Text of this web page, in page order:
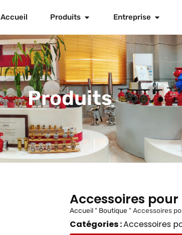
Accueil Produits Entreprise
Produits
Accessoires pour
Accueil" Boutique "Accessoires
Catégories :Accessoires